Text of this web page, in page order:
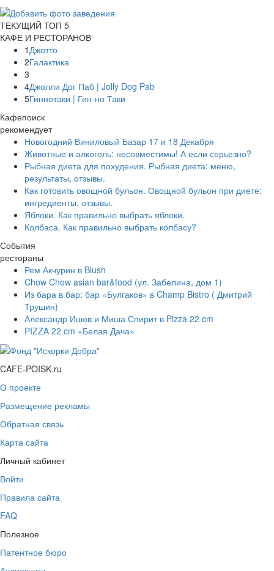
ТЕКУЩИЙ ТОП 5
КАФЕ И РЕСТОРАНОВ
1 Джотто
2Галактика
3
4Джолли Дог Паб | Jolly Dog Pab
5Гиннотаки | Гин-но Таки
Кафепоиск
рекомендует
Новогодний Виниловый Базар 17 и 18 Декабря
Животные и алкоголь: несовместимы! А если серьезно?
Рыбная диета для похудения. Рыбная диета: меню,
результаты, отзывы.
Как готовить овощной бульон. Овощной бульон при диете:
ингредиенты, отзывы.
Яблоки. Как правильно выбрать яблоки.
Колбаса. Как правильно выбрать колбасу?
События
рестораны
Рем Акчурин в Blush
Chow Chow asian bar&food (ул. Забелина, дом 1)
Из бара в бар: бар «Булгаков» в Champ Bistro ( Дмитрий
Трушин)
Александр Ишов и Миша Спирит в Pizza 22 cm
PIZZA 22 cm «Белая Дача»
CAFE-POISK.ru
О проекте
Размещение рекламы
Обратная связь
Карта сайта
Личный кабинет
Войти
Правила сайта
FAQ
Полезное
Патентное бюро